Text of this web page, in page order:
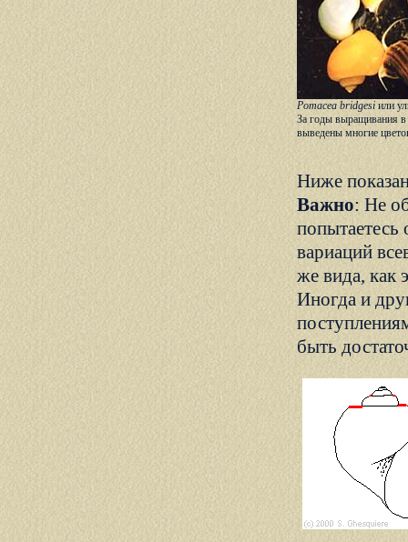
Pomacea bridgesi или
За годы выращивания в
выведены многие
Ниже
Важно: Не
вариаций
же вида, как
Иногда и
быть